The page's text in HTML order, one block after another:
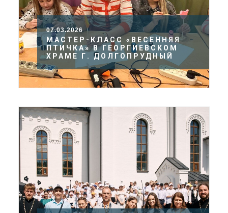
07.03.2026
МАСТЕР-КЛАСС «ВЕСЕННЯЯ
ПТИЧКА» В ГЕОРГИЕВСКОМ
ХРАМЕ Г. ДОЛГОПРУДНЫЙ